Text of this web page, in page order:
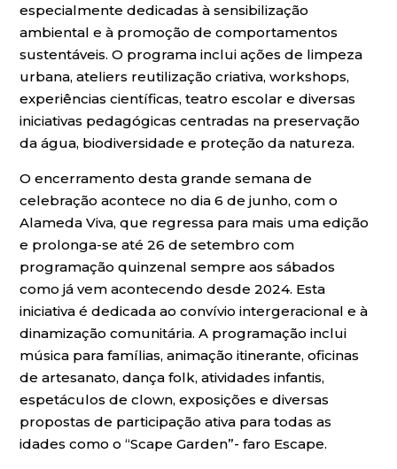
especialmente dedicadas à sensibilização
ambiental e à promoção de comportamentos
sustentáveis. O programa inclui ações de limpeza
urbana, ateliers reutilização criativa, workshops,
experiências científicas, teatro escolar e diversas
iniciativas pedagógicas centradas na preservação
da água, biodiversidade e proteção da natureza.
O encerramento desta grande semana de
celebração acontece no dia 6 de junho, com o
Alameda Viva, que regressa para mais uma edição
e prolonga-se até 26 de setembro com
programação quinzenal sempre aos sábados
como já vem acontecendo desde 2024. Esta
iniciativa é dedicada ao convívio intergeracional e à
dinamização comunitária. A programação inclui
música para famílias, animação itinerante, oficinas
de artesanato, dança folk, atividades infantis,
espetáculos de clown, exposições e diversas
propostas de participação ativa para todas as
idades como o “Scape Garden”- faro Escape.